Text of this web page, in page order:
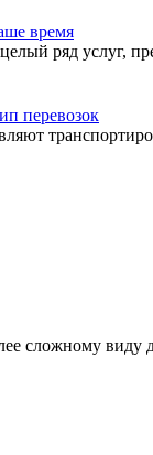
время
ряд услуг,
перевозок
сложному виду